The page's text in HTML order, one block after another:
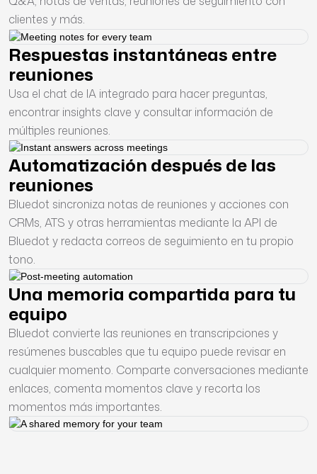
clientes y más.
Respuestas instantáneas entre
reuniones
Usa el chat de IA integrado para hacer preguntas,
encontrar insights clave y consultar información de
múltiples reuniones.
Automatización después de las
reuniones
Bluedot sincroniza notas de reuniones y acciones con
CRMs, ATS y otras herramientas mediante la API de
Bluedot y redacta correos de seguimiento en tu propio
tono.
Una memoria compartida para tu
equipo
Bluedot convierte las reuniones en transcripciones y
resúmenes buscables que tu equipo puede revisar en
cualquier momento. Comparte conversaciones mediante
enlaces, comenta momentos clave y recorta los
momentos más importantes.